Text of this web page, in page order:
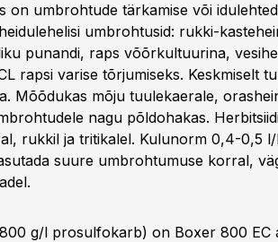
on umbrohtude tärkamise või
umbrohtusid: rukki-
punandi, raps võõrkultuurina,
rapsi varise tõrjumiseks. Keskmiselt
Mõõdukas mõju tuulekaerale,
nagu põldohakas.
rukkil ja tritikalel. Kulunorm 0,4-0,5
suure umbrohtumuse korral,
g/l prosulfokarb) on Boxer 800 EC